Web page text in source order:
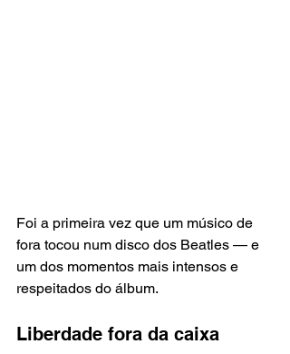
Foi a primeira vez que um músico de
fora tocou num disco dos Beatles — e
um dos momentos mais intensos e
respeitados do álbum.
Liberdade fora da caixa